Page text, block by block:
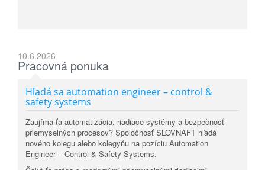
10.6.2026
Pracovná ponuka
Hľadá sa automation engineer – control &
safety systems
Zaujíma ťa automatizácia, riadiace systémy a bezpečnosť
priemyselných procesov? Spoločnosť SLOVNAFT hľadá
nového kolegu alebo kolegyňu na pozíciu Automation
Engineer – Control & Safety Systems.